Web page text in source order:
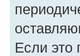
Если это